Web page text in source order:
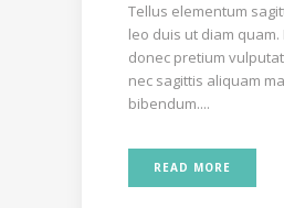
Tellus elementum
leo duis ut diam quam.
donec pretium
nec sagittis aliquam
bibendum....
READ MORE